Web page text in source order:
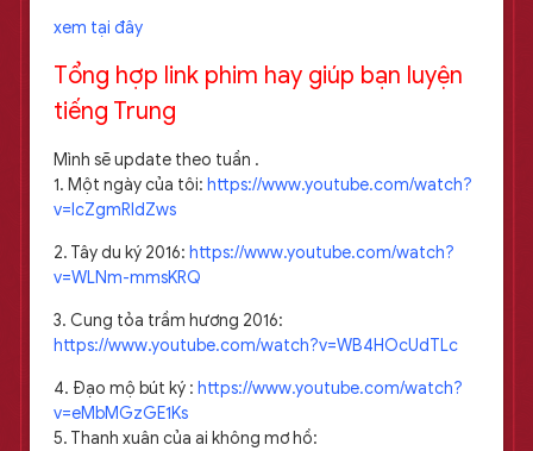
xem tại đây
Tổng hợp link phim hay giúp bạn luyện
tiếng Trung
Mình sẽ update theo tuần .
1. Một ngày của tôi: https://www.youtube.com/watch?
v=IcZgmRIdZws
2. Tây du ký 2016: https://www.youtube.com/watch?
v=WLNm-mmsKRQ
3. Cung tỏa trầm hương 2016:
https://www.youtube.com/watch?v=WB4HOcUdTLc
4. Đạo mộ bút ký : https://www.youtube.com/watch?
v=eMbMGzGE1Ks
5. Thanh xuân của ai không mơ hồ: